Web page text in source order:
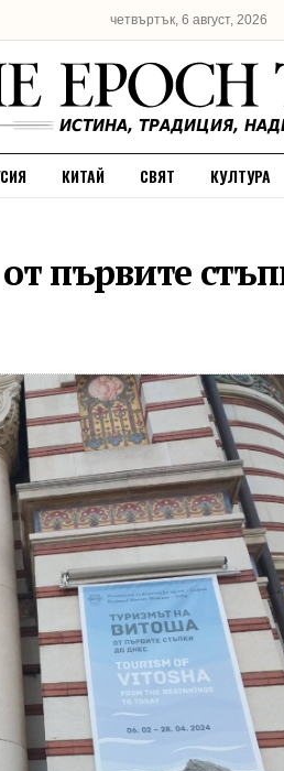
четвъртък, 6 август, 2026
КИТАЙ СВЯТ КУЛТУРА
първите